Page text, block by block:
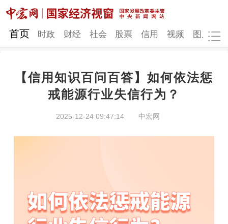
网站地图
财经 社会
图片
首页 时政 财经 社会 股票 信用 视频 图片
【信用知识百问百答】如何依法惩
戒能源行业失信行为？
2025-12-24 09:47:14 中宏网